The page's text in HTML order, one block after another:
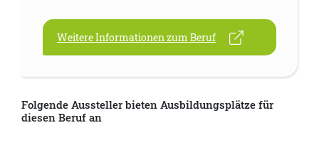
Weitere Informationen zum Beruf
Folgende Aussteller bieten Ausbildungsplätze für
diesen Beruf an